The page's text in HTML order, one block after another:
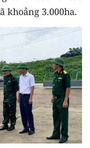
khoảng 3.000ha.